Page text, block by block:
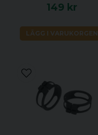
149 kr
LÄGG I VARUKORGEN